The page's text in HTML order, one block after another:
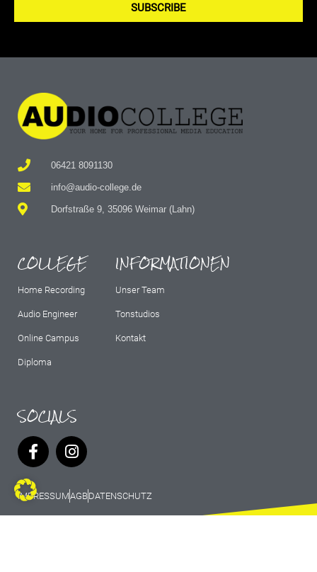
SUBSCRIBE
06421 8091130
info@audio-college.de
Dorfstraße 9, 35096 Weimar (Lahn)
COLLEGE
Home Recording
Audio Engineer
Online Campus
Diploma
INFORMATIONEN
Unser Team
Tonstudios
Kontakt
SOCIALS
IMPRESSUMAGBDATENSCHUTZ